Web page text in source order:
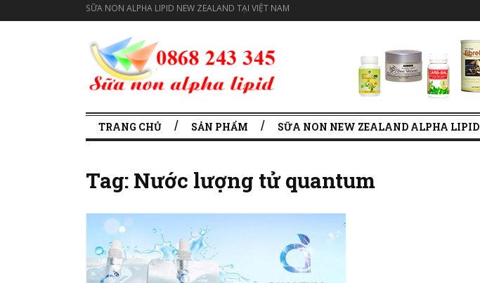
SỮA NON ALPHA LIPID NEW ZEALAND TẠI VIỆT NAM
TRANG CHỦ SẢN PHẨM SỮA NON NEW ZEALAND ALPHA LIPID
Tag: Nước lượng tử quantum